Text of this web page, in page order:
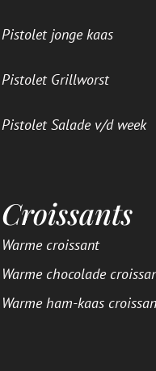
Pistolet jonge kaas
Pistolet Grillworst
Pistolet Salade v/d week
Croissants
Warme croissant
Warme chocolade
Warme ham-kaas